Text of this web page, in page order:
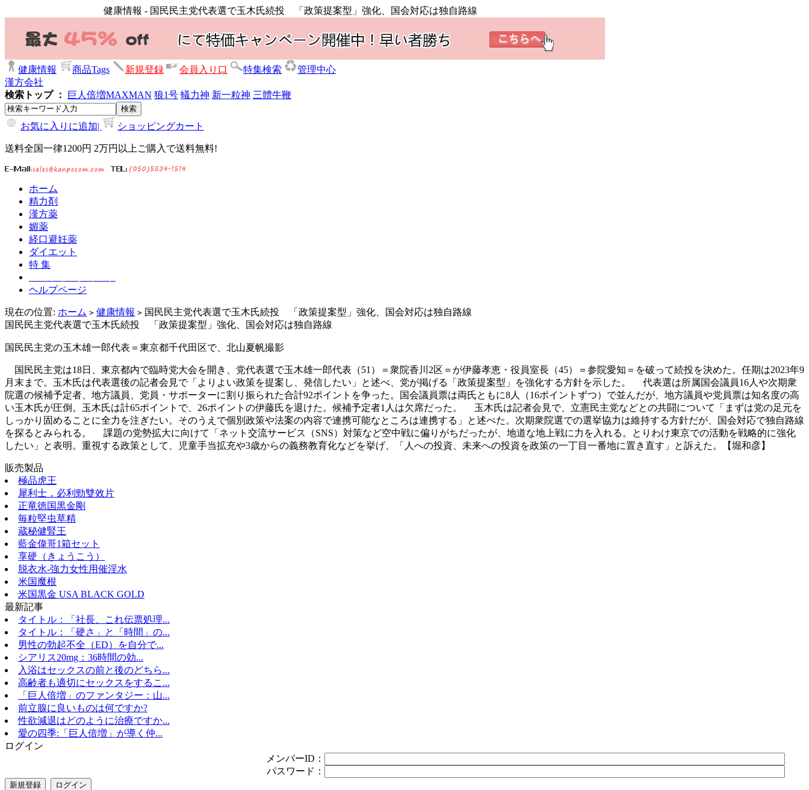
健康情報 - 国民民主党代表選で玉木氏続投 「政策提案型」強化、国会対応は独自路線
健康情報 商品Tags 新規登録 会員入り口 特集検索
管理中心
漢方会社
検索トップ ：
巨人倍増MAXMAN 狼1号 蟻力神 新一粒神 三體牛鞭
お気に入りに追加| ショッピングカート
送料全国一律1200円 2万円以上ご購入で送料無料!
ホーム
精力剤
漢方薬
媚薬
経口避妊薬
ダイエット
特 集
ヘルプページ
現在の位置: ホーム > 健康情報 > 国民民主党代表選で玉木氏続投 「政策提案型」強化、国会対応は独自路線
国民民主党代表選で玉木氏続投 「政策提案型」強化、国会対応は独自路線
国民民主党の玉木雄一郎代表＝東京都千代田区で、北山夏帆撮影
国民民主党は18日、東京都内で臨時党大会を開き、党代表選で玉木雄一郎代表（51）＝衆院香川2区＝が伊藤孝恵・役員室長（45）＝参院愛知＝を破って続投を決めた。任期は2023年9
月末まで。玉木氏は代表選後の記者会見で「よりよい政策を提案し、発信したい」と述べ、党が掲げる「政策提案型」を強化する方針を示した。 代表選は所属国会議員16人や次期衆
院選の候補予定者、地方議員、党員・サポーターに割り振られた合計92ポイントを争った。国会議員票は両氏ともに8人（16ポイントずつ）で並んだが、地方議員や党員票は知名度の高
い玉木氏が圧倒。玉木氏は計65ポイントで、26ポイントの伊藤氏を退けた。候補予定者1人は欠席だった。 玉木氏は記者会見で、立憲民主党などとの共闘について「まずは党の足元を
しっかり固めることに全力を注ぎたい。そのうえで個別政策や法案の内容で連携可能なところは連携する」と述べた。次期衆院選での選挙協力は維持する方針だが、国会対応で独自路線
を探るとみられる。 課題の党勢拡大に向けて「ネット交流サービス（SNS）対策など空中戦に偏りがちだったが、地道な地上戦に力を入れる。とりわけ東京での活動を戦略的に強化
したい」と表明。重視する政策として、児童手当拡充や3歳からの義務教育化などを挙げ、「人への投資、未来への投資を政策の一丁目一番地に置き直す」と訴えた。【堀和彦】
販売製品
極品虎王
犀利士，必利勁雙效片
正竜徳国黒金剛
毎粒堅虫草精
蔵秘健腎王
藍金偉哥1箱セット
享硬（きょうこう）
脱衣水-強力女性用催淫水
米国魔根
米国黒金 USA BLACK GOLD
最新記事
タイトル：「社長、これ伝票処理...
タイトル：「硬さ」と「時間」の...
男性の勃起不全（ED）を自分で...
シアリス20mg：36時間の効...
入浴はセックスの前と後のどちら...
高齢者も適切にセックスをするこ...
「巨人倍増」のファンタジー：山...
前立腺に良いものは何ですか?
性欲減退はどのように治療ですか...
愛の四季:「巨人倍増」が導く仲...
ログイン
メンバーID：
パスワード：